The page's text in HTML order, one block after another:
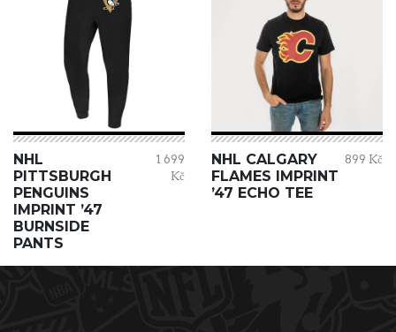
NHL
PITTSBURGH
PENGUINS
IMPRINT ’47
BURNSIDE
PANTS
1 699
Kč
NHL CALGARY
FLAMES IMPRINT
’47 ECHO TEE
899 Kč